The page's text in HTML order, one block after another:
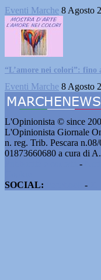
Eventi Marche 8 Agosto
“L’amore nei colori”: fino
Eventi Marche 8 Agosto
L'Opinionista © since
L'Opinionista Giornale
n. reg. Trib. Pescara
01873660680 a cura di
-
SOCIAL:
-